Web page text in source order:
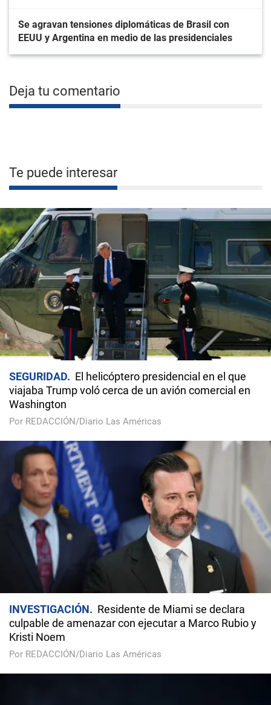
Se agravan tensiones diplomáticas de Brasil con
EEUU y Argentina en medio de las presidenciales
Deja tu comentario
Te puede interesar
SEGURIDAD
El helicóptero presidencial en el que
viajaba Trump voló cerca de un avión comercial en
Washington
Por REDACCIÓN/Diario Las Américas
INVESTIGACIÓN
Residente de Miami se declara
culpable de amenazar con ejecutar a Marco Rubio y
Kristi Noem
Por REDACCIÓN/Diario Las Américas